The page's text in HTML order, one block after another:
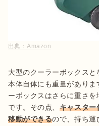
出典：Amazon
大型のクーラーボックスと
本体自体にも重量があり
ーボックスはさらに重さ
です。その点、 キャスター
移動ができるので、持ち運